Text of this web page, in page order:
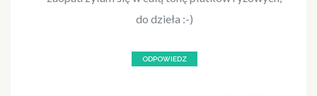
do dzieła :-)
ODPOWIEDZ